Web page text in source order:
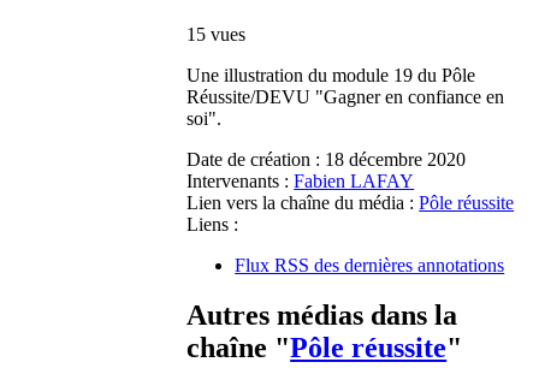
15 vues
Une illustration du module 19 du Pôle
Réussite/DEVU "Gagner en confiance en
soi".
Date de création : 18 décembre 2020
Intervenants : Fabien LAFAY
Lien vers la chaîne du média : Pôle réussite
Liens :
Flux RSS des dernières annotations
Autres médias dans la
chaîne "Pôle réussite"